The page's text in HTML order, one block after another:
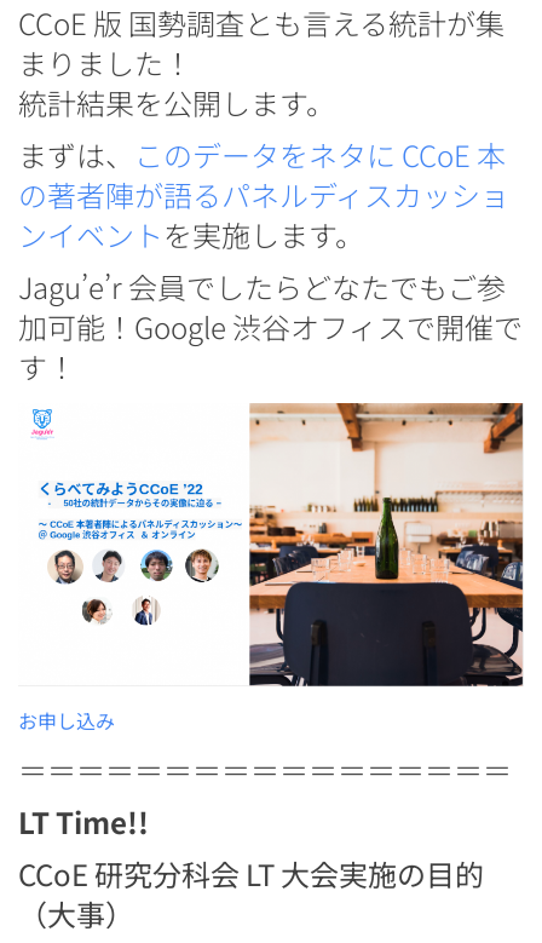
CCoE 版 国勢調査とも言える統計が集
まりました！
統計結果を公開します。
まずは、 このデータをネタに CCoE 本
の著者陣が語るパネルディスカッショ
ンイベント を実施します。
Jagu’e’r 会員でしたらどなたでもご参
加可能！Google 渋谷オフィスで開催で
す！
お申し込み
＝＝＝＝＝＝＝＝＝＝＝＝＝＝＝＝＝
LT Time!!
CCoE 研究分科会 LT 大会実施の目的
（大事）